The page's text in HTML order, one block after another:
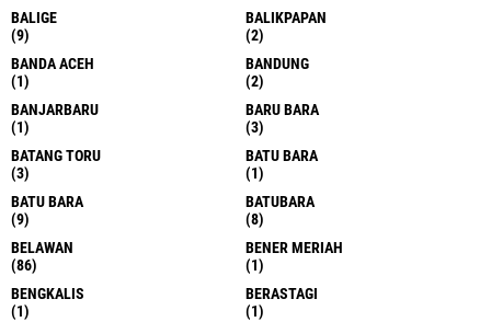
BALIGE
(9)
BALIKPAPAN
(2)
BANDA ACEH
(1)
BANDUNG
(2)
BANJARBARU
(1)
BARU BARA
(3)
BATANG TORU
(3)
BATU BARA
(1)
BATU BARA
(9)
BATUBARA
(8)
BELAWAN
(86)
BENER MERIAH
(1)
BENGKALIS
(1)
BERASTAGI
(1)